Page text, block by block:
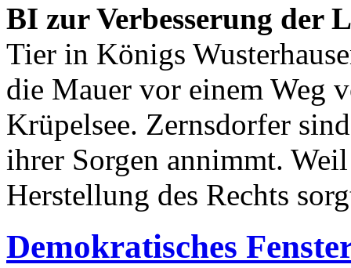
BI zur Verbesserung der
Tier in Königs
die Mauer vor einem Weg
Krüpelsee. Zernsdorfer
ihrer Sorgen annimmt.
Herstellung des Rechts
Demokratisches